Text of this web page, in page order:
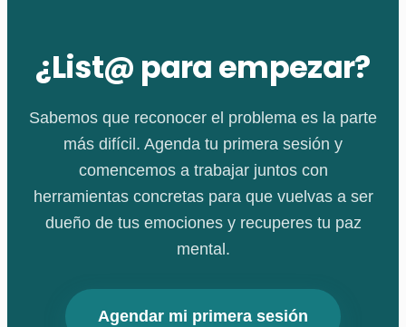
¿List@ para empezar?
Sabemos que reconocer el problema es la parte
más difícil. Agenda tu primera sesión y
comencemos a trabajar juntos con
herramientas concretas para que vuelvas a ser
dueño de tus emociones y recuperes tu paz
mental.
Agendar mi primera sesión